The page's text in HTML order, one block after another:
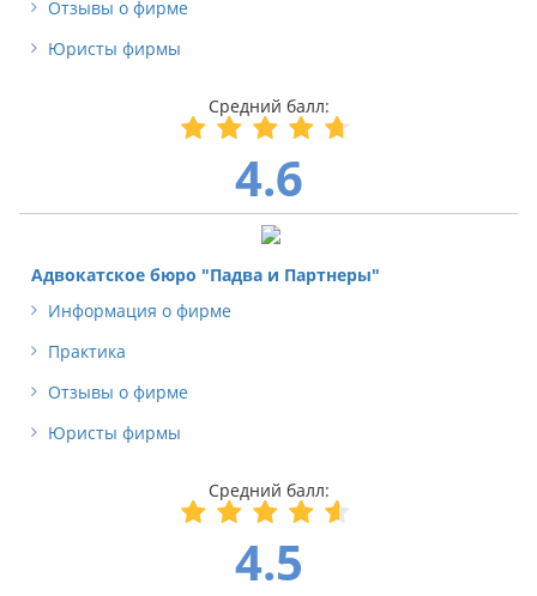
Отзывы о фирме
Юристы фирмы
4.6
Адвокатское бюро "Падва и Партнеры"
Информация о фирме
Практика
Отзывы о фирме
Юристы фирмы
4.5